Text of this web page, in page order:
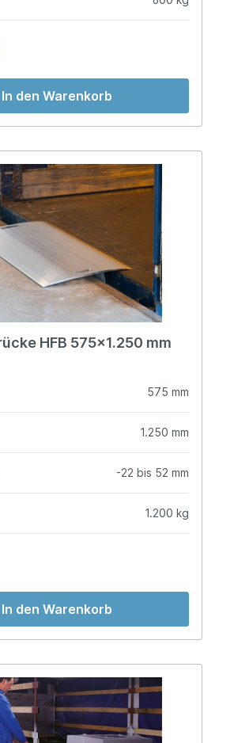
In den Warenkorb
HFB 575x1.250 mm
575 mm
1.250 mm
-22 bis 52 mm
1.200 kg
In den Warenkorb